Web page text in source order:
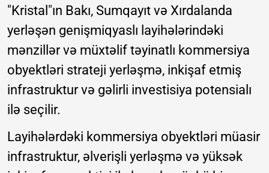
"Kristal"ın Bakı, Sumqayıt və Xırdalanda
yerləşən genişmiqyaslı layihələrindəki
mənzillər və müxtəlif təyinatlı kommersiya
obyektləri strateji yerləşmə, inkişaf etmiş
infrastruktur və gəlirli investisiya potensialı
ilə seçilir.
Layihələrdəki kommersiya obyektləri müasir
infrastruktur, əlverişli yerləşmə və yüksək